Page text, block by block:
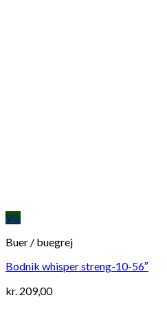
Vis
Buer / buegrej
Bodnik whisper streng-10-56″
kr. 209,00